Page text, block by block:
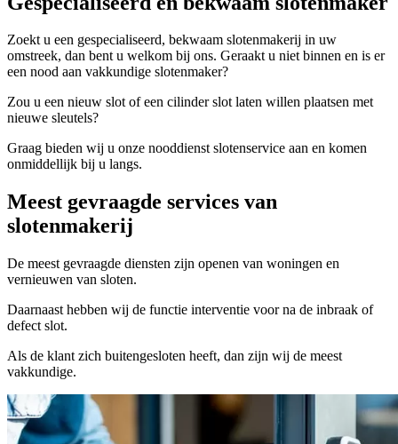
Zoekt u een gespecialiseerd, bekwaam slotenmakerij in uw
omstreek, dan bent u welkom bij ons. Geraakt u niet binnen en is er
een nood aan vakkundige slotenmaker?
Zou u een nieuw slot of een cilinder slot laten willen plaatsen met
nieuwe sleutels?
Graag bieden wij u onze nooddienst slotenservice aan en komen
onmiddellijk bij u langs.
Meest gevraagde services van
slotenmakerij
De meest gevraagde diensten zijn openen van woningen en
vernieuwen van sloten.
Daarnaast hebben wij de functie interventie voor na de inbraak of
defect slot.
Als de klant zich buitengesloten heeft, dan zijn wij de meest
vakkundige.